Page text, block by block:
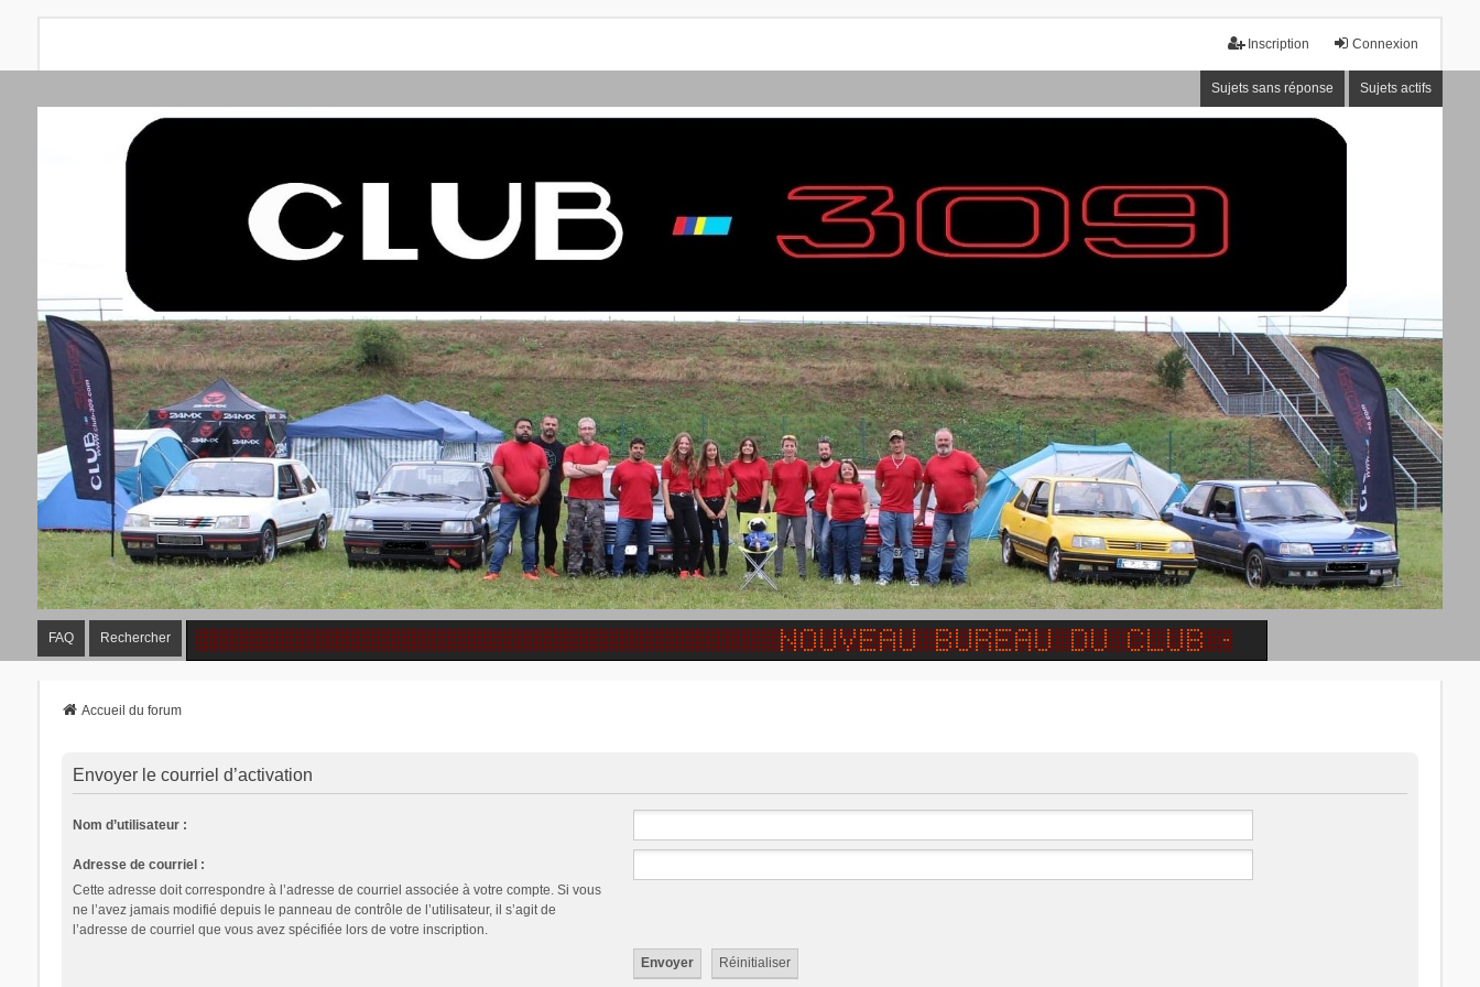
Connexion
Inscription
Sujets sans réponse Sujets actifs
FAQ Rechercher
Accueil du forum
Envoyer le courriel d’activation
Nom d’utilisateur :
Adresse de courriel :
Cette adresse doit correspondre à l’adresse de courriel associée à votre compte. Si vous
ne l’avez jamais modifié depuis le panneau de contrôle de l’utilisateur, il s’agit de
l’adresse de courriel que vous avez spécifiée lors de votre inscription.